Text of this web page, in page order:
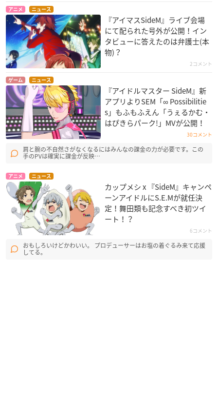
アニメ ニュース
『アイマスSideM』ライブ会場
にて配られた号外が公開！イン
タビューに答えたのは弁護士(本
物)？
2コメント
ゲーム ニュース
『アイドルマスター SideM』新
アプリよりSEM「∞ Possibilitie
s」もふもふえん「うぇるかむ・
はぴきらパーク!」MVが公開！
30コメント
肩と腕の不自然さがなくなるにはみんなの課金の力が必要です。この
手のPVは確実に課金が反映…
アニメ ニュース
カップメシ x 『SideM』キャンペ
ーンアイドルにS.E.Mが就任決
定！舞田類も記念すべき初ツイ
ート！？
6コメント
おもしろいけどかわいい。 プロデューサーはお塩の着ぐるみ来て応援
してる。